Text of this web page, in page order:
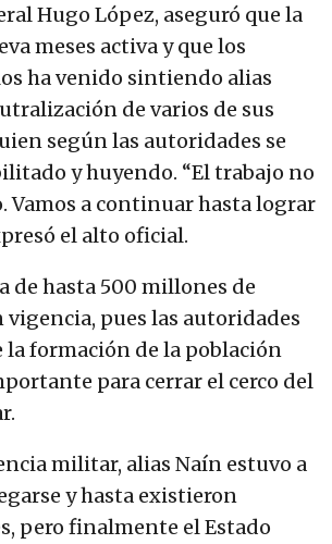
Hugo López, aseguró que la
meses activa y que los
ha venido sintiendo alias
de varios de sus
según las autoridades se
y huyendo. “El trabajo no
Vamos a continuar hasta lograr
el alto oficial.
de hasta 500 millones de
vigencia, pues las autoridades
la formación de la población
para cerrar el cerco del
militar, alias Naín estuvo a
y hasta existieron
pero finalmente el Estado